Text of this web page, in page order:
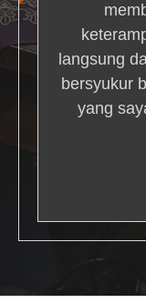
langsung
bersyukur
yang